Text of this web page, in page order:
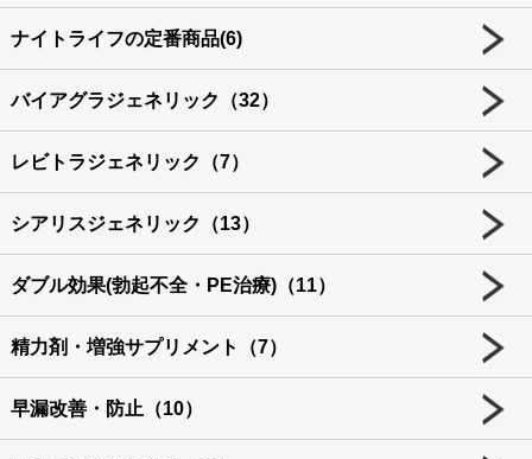
ナイトライフの定番商品(6)
バイアグラジェネリック（32）
レビトラジェネリック（7）
シアリスジェネリック（13）
ダブル効果(勃起不全・PE治療)（11）
精力剤・増強サプリメント（7）
早漏改善・防止（10）